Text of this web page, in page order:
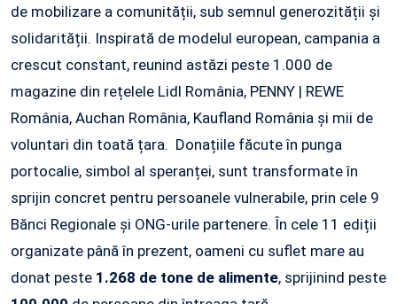
de mobilizare a comunității, sub semnul generozității și
solidarității. Inspirată de modelul european, campania a
crescut constant, reunind astăzi peste 1.000 de
magazine din rețelele Lidl România, PENNY | REWE
România, Auchan România, Kaufland România și mii de
voluntari din toată țara. Donațiile făcute în punga
portocalie, simbol al speranței, sunt transformate în
sprijin concret pentru persoanele vulnerabile, prin cele 9
Bănci Regionale și ONG-urile partenere. În cele 11 ediții
organizate până în prezent, oameni cu suflet mare au
donat peste 1.268 de tone de alimente, sprijinind peste